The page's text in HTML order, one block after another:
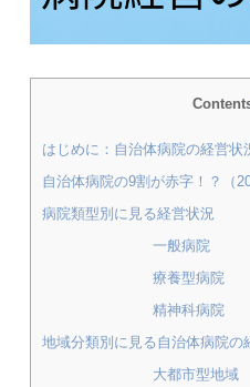
はじめに：自治体病院の経営状
自治体病院の9割が赤字！？（
病院類型別に見る経営状況
一般病院
療養型病院
精神科病院
地域分類別に見る自治体病院の
大都市型地域